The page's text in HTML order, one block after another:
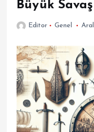
Büyük
Editor Genel